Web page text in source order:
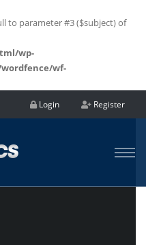
to parameter #3 ($subject) of
wp-
wf-
Login Register